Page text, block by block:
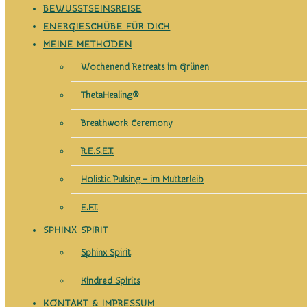
Sphinx
BEWUSSTSEINSREISE
ENERGIESCHÜBE FÜR DICH
MEINE METHODEN
Wochenend Retreats im Grünen
ThetaHealing®
Breathwork Ceremony
R.E.S.E.T.
Holistic Pulsing – im Mutterleib
E.F.T.
SPHINX SPIRIT
Sphinx Spirit
Kindred Spirits
KONTAKT & IMPRESSUM